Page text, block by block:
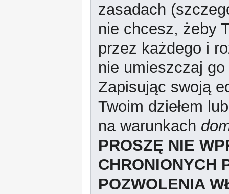
zasadach
nie chcesz, żeby
przez każdego i
nie umieszczaj
Zapisując swoją
Twoim dziełem
na warunkach
PROSZĘ NIE
CHRONIONYCH
POZWOLENIA